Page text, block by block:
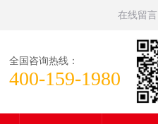
在线留言
全国咨询热线：
400-159-1980